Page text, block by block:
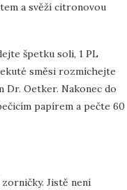
a svěží citronovou
špetku soli, 1 PL
směsi rozmíchejte
Dr. Oetker. Nakonec do
papírem a pečte 60
Jistě není